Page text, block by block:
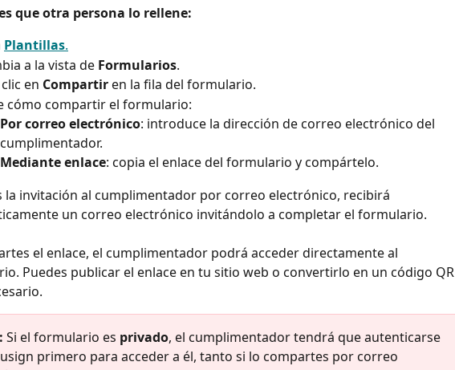
que otra persona lo rellene:
Plantillas.
a la vista de Formularios.
en Compartir en la fila del formulario.
cómo compartir el formulario:
Por correo electrónico: introduce la dirección de correo electrónico del
cumplimentador.
Mediante enlace: copia el enlace del formulario y compártelo.
la invitación al cumplimentador por correo electrónico, recibirá
un correo electrónico invitándolo a completar el formulario.
el enlace, el cumplimentador podrá acceder directamente al
Puedes publicar el enlace en tu sitio web o convertirlo en un código QR
Si el formulario es privado, el cumplimentador tendrá que autenticarse
primero para acceder a él, tanto si lo compartes por correo